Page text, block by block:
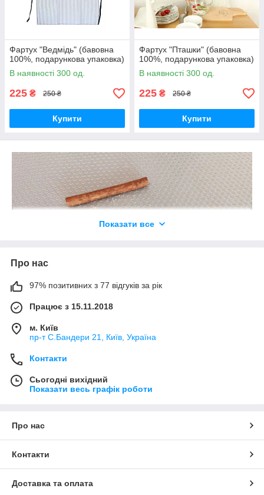
Фартух "Ведмідь" (бавовна
100%, подарункова упаковка)
В наявності 300 од.
225 ₴ 250 ₴
Купити
Фартух "Пташки" (бавовна
100%, подарункова упаковка)
В наявності 300 од.
225 ₴ 250 ₴
Купити
Показати все
Про нас
97% позитивних з 77 відгуків за рік
Працює з 15.11.2018
м. Київ
пр-т С.Бандери 21, Київ, Україна
Контакти
Сьогодні вихідний
Показати весь графік роботи
Про нас
Контакти
Доставка та оплата